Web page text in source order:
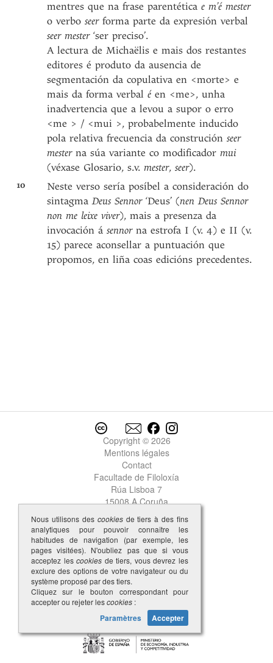
mentres que na frase parentéticae m’é mester
o verboseerforma parte da expresión verbal
seer mester‘ser preciso’.
A lectura de Michaëlis e mais dos restantes
editores é produto da ausencia de
segmentación da copulativa en <morte> e
mais da forma verbaléen <me>, unha
inadvertencia que a levou a supor o erro
<me > / <mui >, probabelmente inducido
pola relativa frecuencia da construciónseer
mesterna súa variante co modificadormui
(véxase Glosario, s.v.mester,seer).
10
Neste verso sería posíbel a consideración do
sintagmaDeus Sennor‘Deus’ (nen Deus Sennor
non me leixe viver), mais a presenza da
invocación ásennorna estrofa I (v. 4) e II (v.
15) parece aconsellar a puntuación que
propomos, en liña coas edicións precedentes.
Copyright © 2026
Mentions légales
Contact
Facultade de Filoloxía
Rúa Lisboa 7
15008 A Coruña
Nous utilisons des cookiesde tiers à des fins
analytiques pour pouvoir connaître les
habitudes de navigation (par exemple, les
pages visitées). N'oubliez pas que si vous
acceptez lescookies de tiers, vous devrez les
exclure des options de votre navigateur ou du
système proposé par des tiers.
Cliquez sur le bouton correspondant pour
accepter ou rejeter lescookies :
Paramètres Accepter